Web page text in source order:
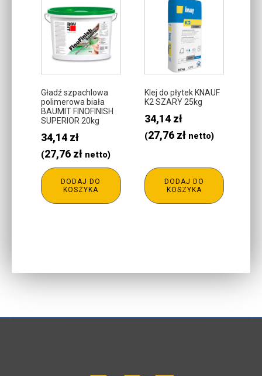
Gładź szpachlowa
polimerowa biała
BAUMIT FINOFINISH
SUPERIOR 20kg
34,14 zł
(27,76 zł netto)
DODAJ DO
KOSZYKA
Klej do płytek KNAUF
K2 SZARY 25kg
34,14 zł
(27,76 złnetto)
DODAJ DO
KOSZYKA